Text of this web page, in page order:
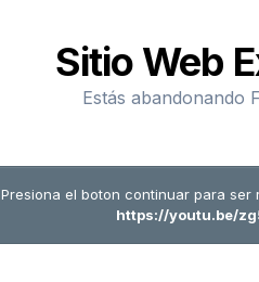
Sitio Web
Estás abandonando
Presiona el boton continuar para ser
https://youtu.be/